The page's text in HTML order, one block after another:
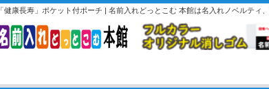
「健康長寿」ポケット付ポーチ | 名前入れどっとこむ 本館は名入れノベルティ